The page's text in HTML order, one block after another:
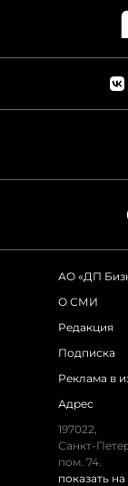
АО «ДП
О СМИ
Редакция
Подписка
Реклама в
Адрес
197022,
Санкт-
пом. 74.
показать на